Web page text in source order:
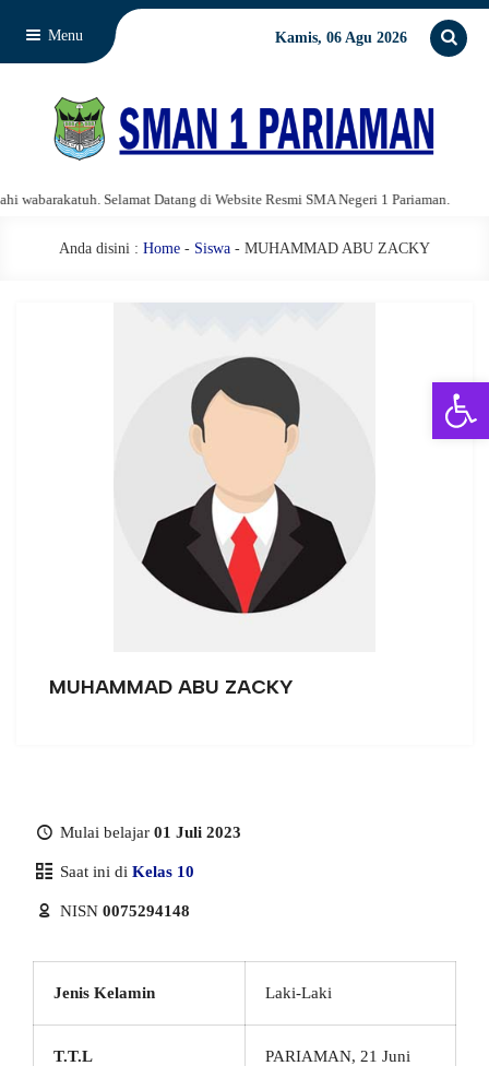
Menu Kamis, 06 Agu 2026
Selamat Datang di Website Resmi SMA Negeri 1 Pariaman.
Anda disini : Home - Siswa - MUHAMMAD ABU ZACKY
MUHAMMAD ABU ZACKY
Mulai belajar 01 Juli 2023
Saat ini di Kelas 10
NISN 0075294148
Jenis Kelamin Laki-Laki
T.T.L
PARIAMAN, 21 Juni